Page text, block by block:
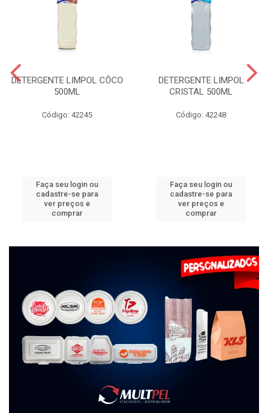
DETERGENTE LIMPOL CÔCO
500ML
Código: 42245
Faça seu login ou
cadastre-se para
ver preços e
comprar
DETERGENTE LIMPOL
CRISTAL 500ML
Código: 42248
Faça seu login ou
cadastre-se para
ver preços e
comprar